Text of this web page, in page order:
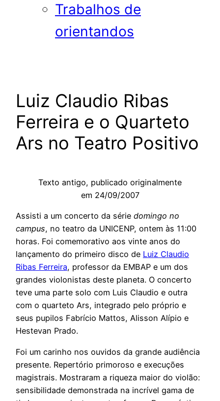
Trabalhos de
orientandos
Luiz Claudio Ribas
Ferreira e o Quarteto
Ars no Teatro Positivo
Texto antigo, publicado originalmente
em 24/09/2007
Assisti a um concerto da série domingo no
campus, no teatro da UNICENP, ontem às 11:00
horas. Foi comemorativo aos vinte anos do
lançamento do primeiro disco de Luiz Claudio
Ribas Ferreira, professor da EMBAP e um dos
grandes violonistas deste planeta. O concerto
teve uma parte solo com Luis Claudio e outra
com o quarteto Ars, integrado pelo próprio e
seus pupilos Fabrício Mattos, Alisson Alípio e
Hestevan Prado.
Foi um carinho nos ouvidos da grande audiência
presente. Repertório primoroso e execuções
magistrais. Mostraram a riqueza maior do violão:
sensibilidade demonstrada na incrível gama de